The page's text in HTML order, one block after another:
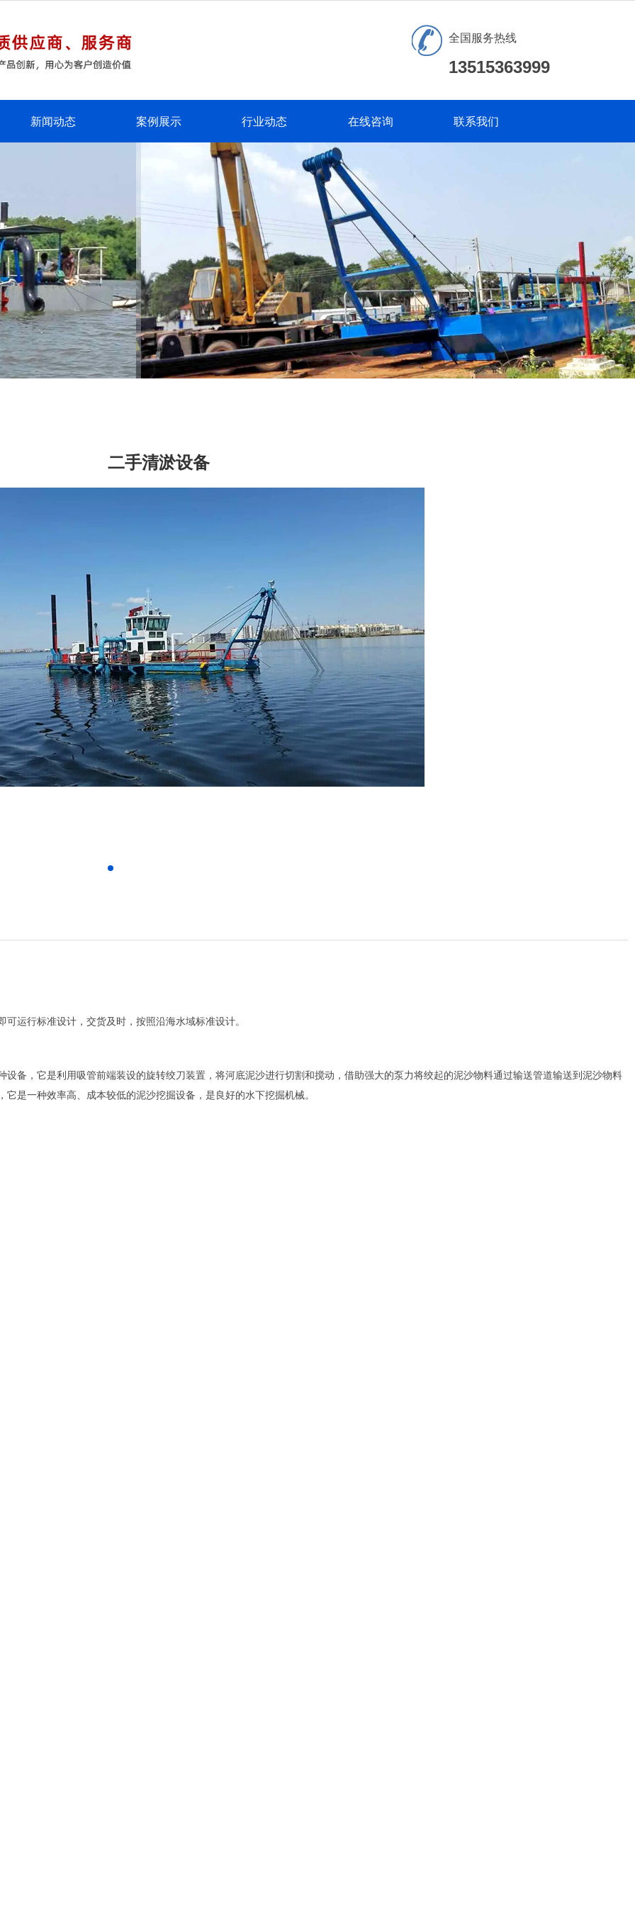
全国服务热线
13515363999
新闻动态 案例展示 行业动态 在线咨询 联系我们
二手清淤设备
运行标准设计，交货及时，按照沿海水域标准设计。
备，它是利用吸管前端装设的旋转绞刀装置，将河底泥沙进行切割和搅动，借助强大的泵力将绞起的泥沙物料通过输送管道输送到泥沙物料
是一种效率高、成本较低的泥沙挖掘设备，是良好的水下挖掘机械。